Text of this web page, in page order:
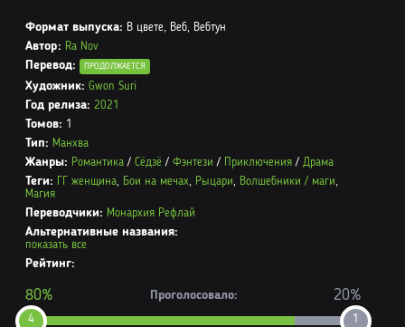
Формат выпуска: В цвете, Веб, Вебтун
Автор: Ra Nov
Перевод: ПРОДОЛЖАЕТСЯ
Художник: Gwon Suri
Год релиза: 2021
Томов: 1
Тип: Манхва
Жанры: Романтика / Сёдзё / Фэнтези / Приключения / Драма
Теги: ГГ женщина, Бои на мечах, Рыцари, Волшебники / маги,
Магия
Переводчики: Монархия Рефлай
Альтернативные названия:
показать все
Рейтинг:
4
80% Проголосовало:
1
20%